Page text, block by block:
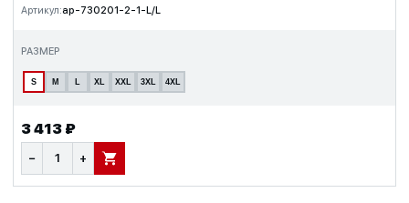
Артикул:ap-730201-2-1-L/L
РАЗМЕР
S M XL XXL 3XL 4XL
3 413 ₽
− + В КОРЗИНУ